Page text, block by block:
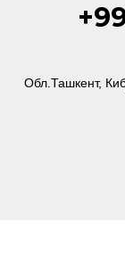
Обл.Ташкент,